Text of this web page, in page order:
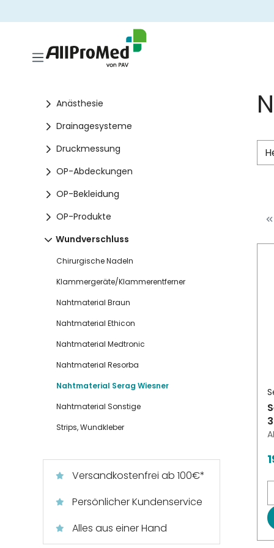
Anästhesie
Drainagesysteme
Druckmessung
OP-Abdeckungen
OP-Bekleidung
OP-Produkte
Wundverschluss
Chirurgische Nadeln
Klammergeräte/Klammerentferner
Nahtmaterial Braun
Nahtmaterial Ethicon
Nahtmaterial Medtronic
Nahtmaterial Resorba
Nahtmaterial Serag Wiesner
Nahtmaterial Sonstige
Strips, Wundkleber
Versandkostenfrei ab 100€*
Persönlicher Kundenservice
Alles aus einer Hand